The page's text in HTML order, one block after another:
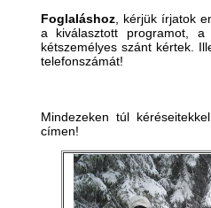
Foglaláshoz, kérjük írjatok
a kiválasztott programot,
kétszemélyes szánt kértek.
telefonszámát!
Mindezeken túl
címen!